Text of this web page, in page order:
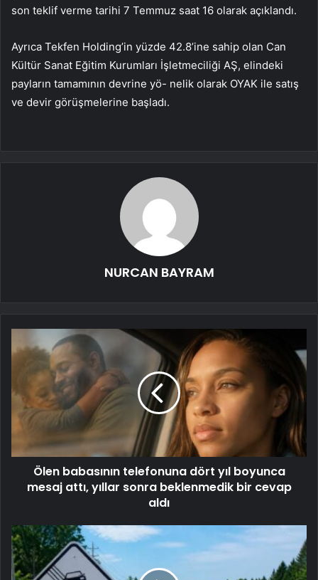
son teklif verme tarihi 7 Temmuz saat 16 olarak açıklandı.
Ayrıca Tekfen Holding’in yüzde 42.8’ine sahip olan Can
Kültür Sanat Eğitim Kurumları İşletmeciliği AŞ, elindeki
payların tamamının devrine yö- nelik olarak OYAK ile satış
ve devir görüşmelerine başladı.
NURCAN BAYRAM
Ölen babasının telefonuna dört yıl boyunca
mesaj attı, yıllar sonra beklenmedik bir cevap
aldı